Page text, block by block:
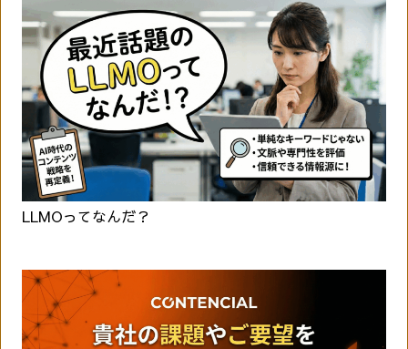
LLMOってなんだ？